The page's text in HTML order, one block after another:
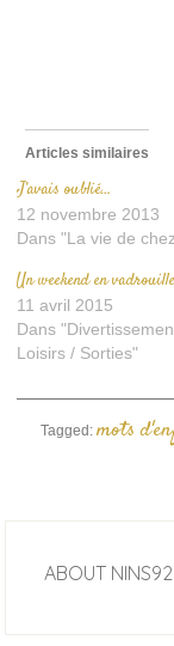
Articles similaires
J’avais oublié…
12 novembre 2013
Dans "La vie de
Un weekend en
11 avril 2015
Dans
Loisirs / Sorties"
Tagged:mots
ABOUT NINS92